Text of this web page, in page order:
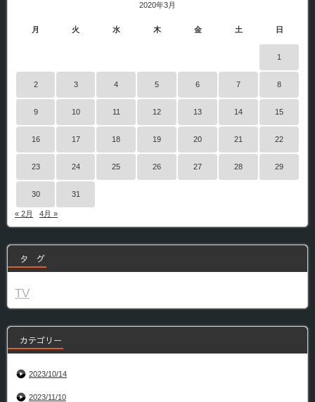
2020年3月
月 火 水 木 金 土 日
1
2 3 4 5 6 7 8
9 10 11 12 13 14 15
16 17 18 19 20 21 22
23 24 25 26 27 28 29
30 31
« 2月 4月 »
タ グ
TV
カテゴリー
2023/10/14
2023/11/10